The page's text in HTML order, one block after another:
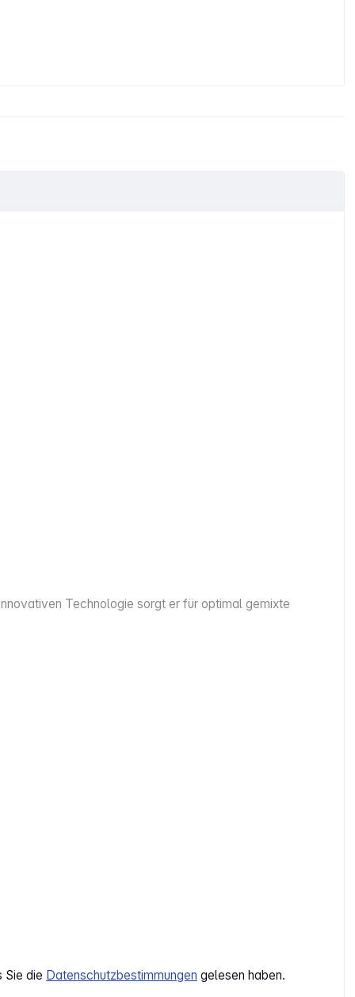
Sie die Datenschutzbestimmungen gelesen haben.
Technologie sorgt er für optimal gemixte